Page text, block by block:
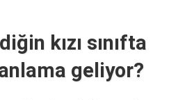
kızı sınıfta
geliyor?